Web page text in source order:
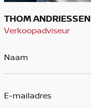
THOM ANDRIESSEN
Verkoopadviseur